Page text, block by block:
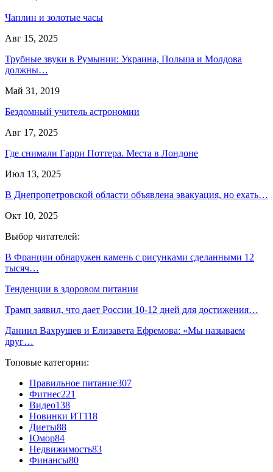
Чаплин и золотые часы
Авг 15, 2025
Трубные звуки в Румынии: Украина, Польша и Молдова
должны…
Май 31, 2019
Бездомный учитель астрономии
Авг 17, 2025
Где снимали Гарри Поттера. Места в Лондоне
Июл 13, 2025
В Днепропетровской области объявлена эвакуация, но ехать…
Окт 10, 2025
Выбор читателей:
В Франции обнаружен камень с рисунками сделанными 12
тысяч…
Тенденции в здоровом питании
Трамп заявил, что дает России 10-12 дней для достижения…
Даниил Вахрушев и Елизавета Ефремова: «Мы называем
друг…
Топовые категории:
Правильное питание307
Фитнес221
Видео138
Новинки ИТ118
Диеты88
Юмор84
Недвижимость83
Финансы80